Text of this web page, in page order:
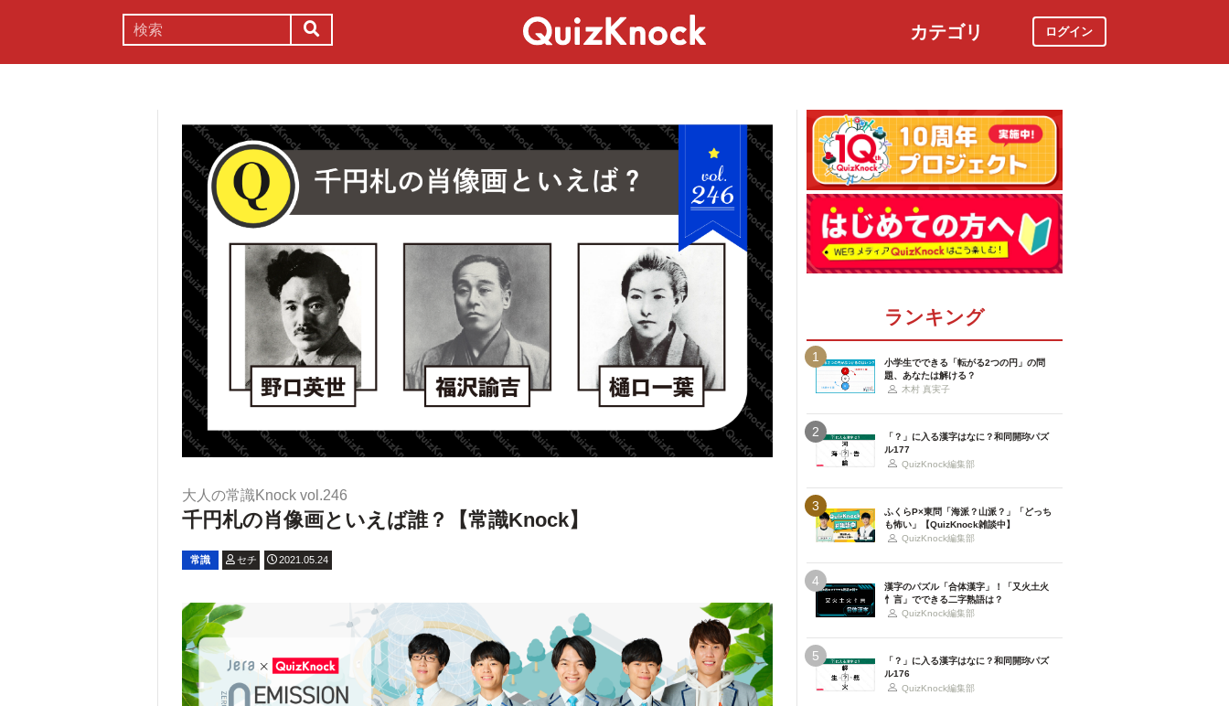
カテゴリ ログイン
大人の常識Knock vol.246
千円札の肖像画といえば誰？【常識Knock】
常識 セチ 2021.05.24
ランキング
1
小学生でできる「転がる2つの円」の問
題、あなたは解ける？
木村 真実子
2
「？」に入る漢字はなに？和同開珎パズ
ル177
QuizKnock編集部
3
ふくらP×東問「海派？山派？」「どっち
も怖い」【QuizKnock雑談中】
QuizKnock編集部
4
漢字のパズル「合体漢字」！「又火土火
忄言」でできる二字熟語は？
QuizKnock編集部
5
「？」に入る漢字はなに？和同開珎パズ
ル176
QuizKnock編集部